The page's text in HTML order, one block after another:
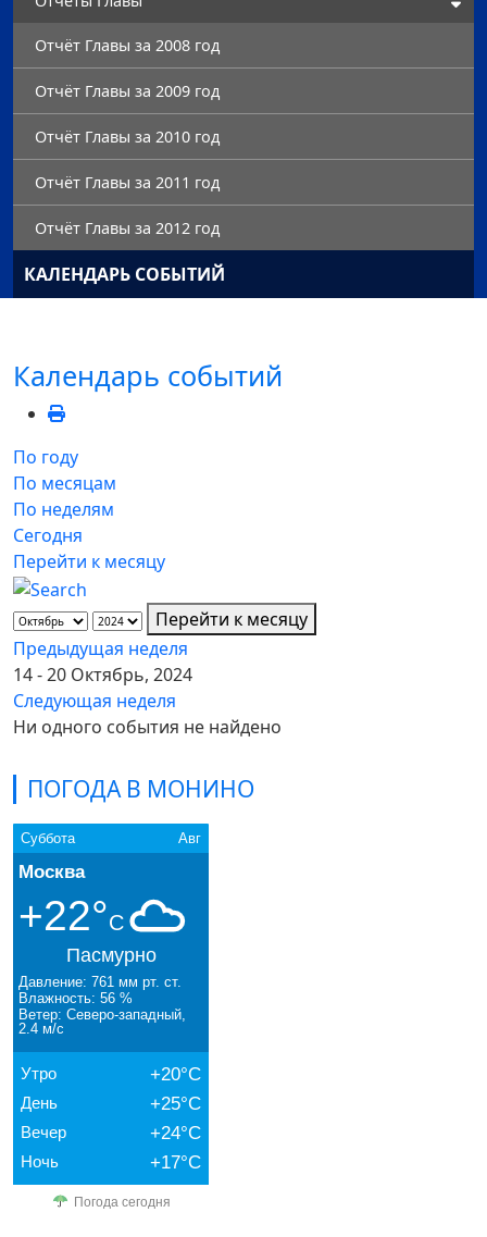
Отчёт Главы за 2008 год
Отчёт Главы за 2009 год
Отчёт Главы за 2010 год
Отчёт Главы за 2011 год
Отчёт Главы за 2012 год
КАЛЕНДАРЬ СОБЫТИЙ
ПОГОДА В МОНИНО
Суббота Авг
Москва
+22°C
Пасмурно
Давление: 761 мм рт. ст.
Влажность: 56 %
Ветер: Северо-западный,
2.4 м/с
Утро +20°C
День +25°C
Вечер +24°C
Ночь +17°C
Погода сегодня
Календарь событий
По году
По месяцам
По неделям
Сегодня
Перейти к месяцу
Перейти к месяцу
Предыдущая неделя
14 - 20 Октябрь, 2024
Следующая неделя
Ни одного события не найдено